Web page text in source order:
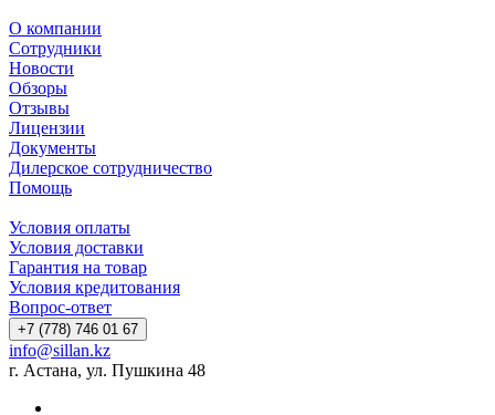
О компании
Сотрудники
Новости
Обзоры
Отзывы
Лицензии
Документы
Дилерское сотрудничество
Помощь
Условия оплаты
Условия доставки
Гарантия на товар
Условия кредитования
Вопрос-ответ
+7 (778) 746 01 67
info@sillan.kz
г. Астана, ул. Пушкина 48